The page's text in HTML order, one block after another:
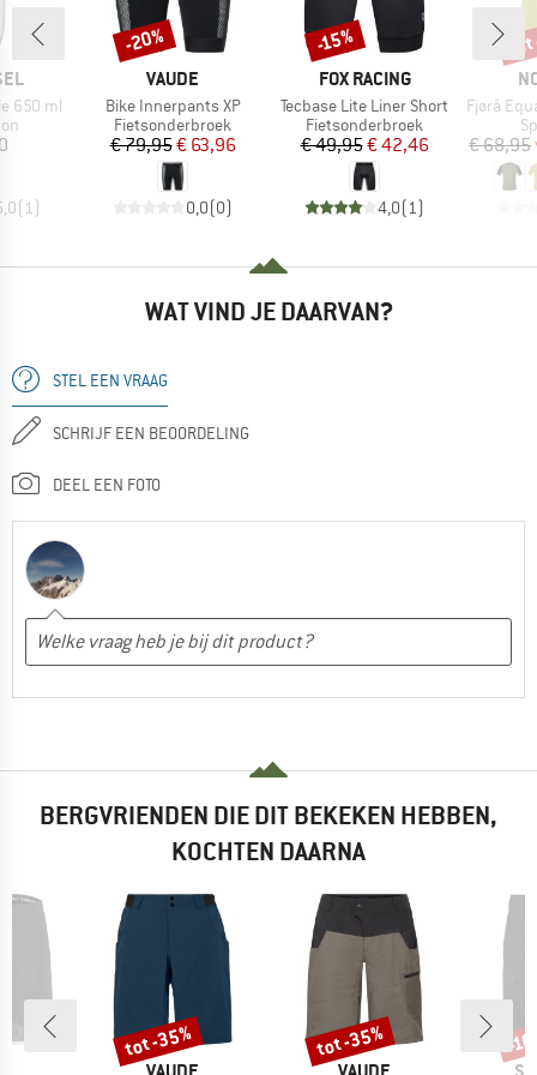
650 ml
(1 )
MERK
VAUDE
Artikel
Bike Innerpants XP
Productgroep
Fietsonderbroek
Prijs
€ 79,95Verlaagde prijs
€ 63,96
0,0(0)
Korting
-20%
MERK
FOX RACING
Artikel
Tecbase Lite Liner Short
Productgroep
Fietsonderbroek
Prijs
€ 49,95Verlaagde prijs
€ 42,46
4,0(1 )
Korting
-15%
Artikel
Fjørå
€ 68,95
WAT VIND JE DAARVAN?
STEL EEN VRAAG
SCHRIJF EEN BEOORDELING
DEEL EEN FOTO
BERGVRIENDEN DIE DIT BEKEKEN HEBBEN,
KOCHTEN DAARNA
MERK
Korting
tot -35%
MERK
Korting
tot -35% -